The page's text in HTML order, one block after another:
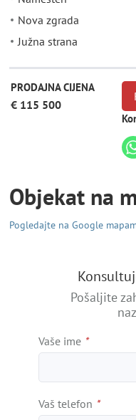
Nova zgrada
Južna strana
PRODAJNA CIJENA
€ 115 500
Objekat na
Pogledajte na Google
Pošaljite
Vaše ime *
Vaš telefon *